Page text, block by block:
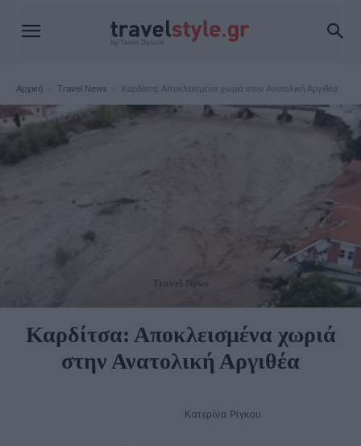
Αρχική Travel News Καρδίτσα: Αποκλεισμένα χωριά στην Ανατολική Αργιθέα
Travel News
Καρδίτσα: Αποκλεισμένα χωριά
στην Ανατολική Αργιθέα
Κατερίνα Ρίγκου